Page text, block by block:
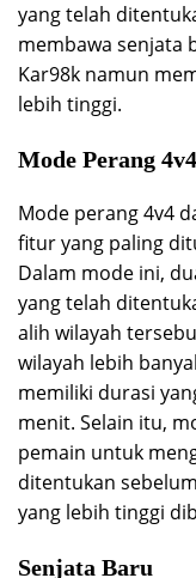
yang telah
membawa senjata
Kar98k namun
lebih tinggi.
Mode Perang 4v4
Mode perang 4v4
fitur yang paling
Dalam mode ini,
yang telah
alih wilayah
wilayah lebih
memiliki durasi
menit. Selain itu,
pemain untuk
ditentukan
yang lebih tinggi
Senjata Baru